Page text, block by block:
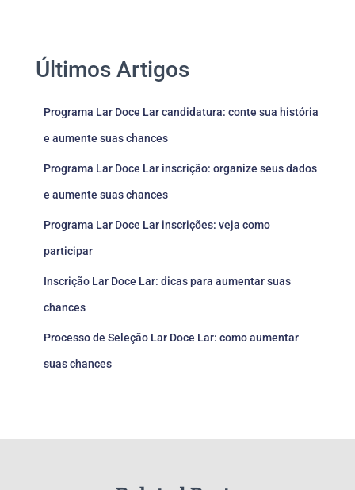
Últimos Artigos
Programa Lar Doce Lar candidatura: conte sua história
e aumente suas chances
Programa Lar Doce Lar inscrição: organize seus dados
e aumente suas chances
Programa Lar Doce Lar inscrições: veja como
participar
Inscrição Lar Doce Lar: dicas para aumentar suas
chances
Processo de Seleção Lar Doce Lar: como aumentar
suas chances